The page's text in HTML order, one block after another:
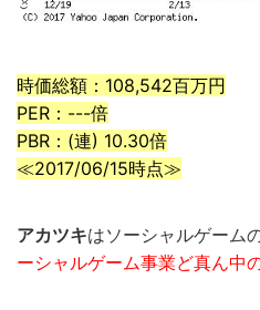
時価総額：108,542百万円
PER：---倍
PBR：(連) 10.30倍
≪2017/06/15時点≫
アカツキはソーシャルゲーム
ーシャルゲーム事業ど真ん中